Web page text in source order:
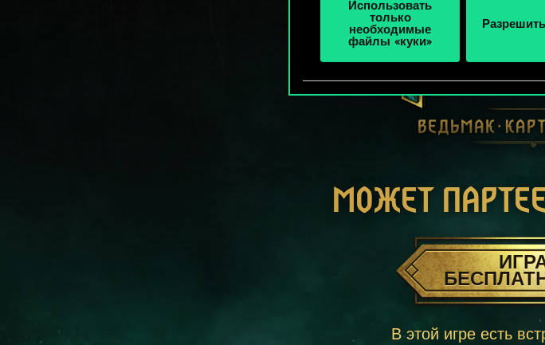
Использовать
только
необходимые
файлы «куки»
МОЖЕТ
В этой игре есть